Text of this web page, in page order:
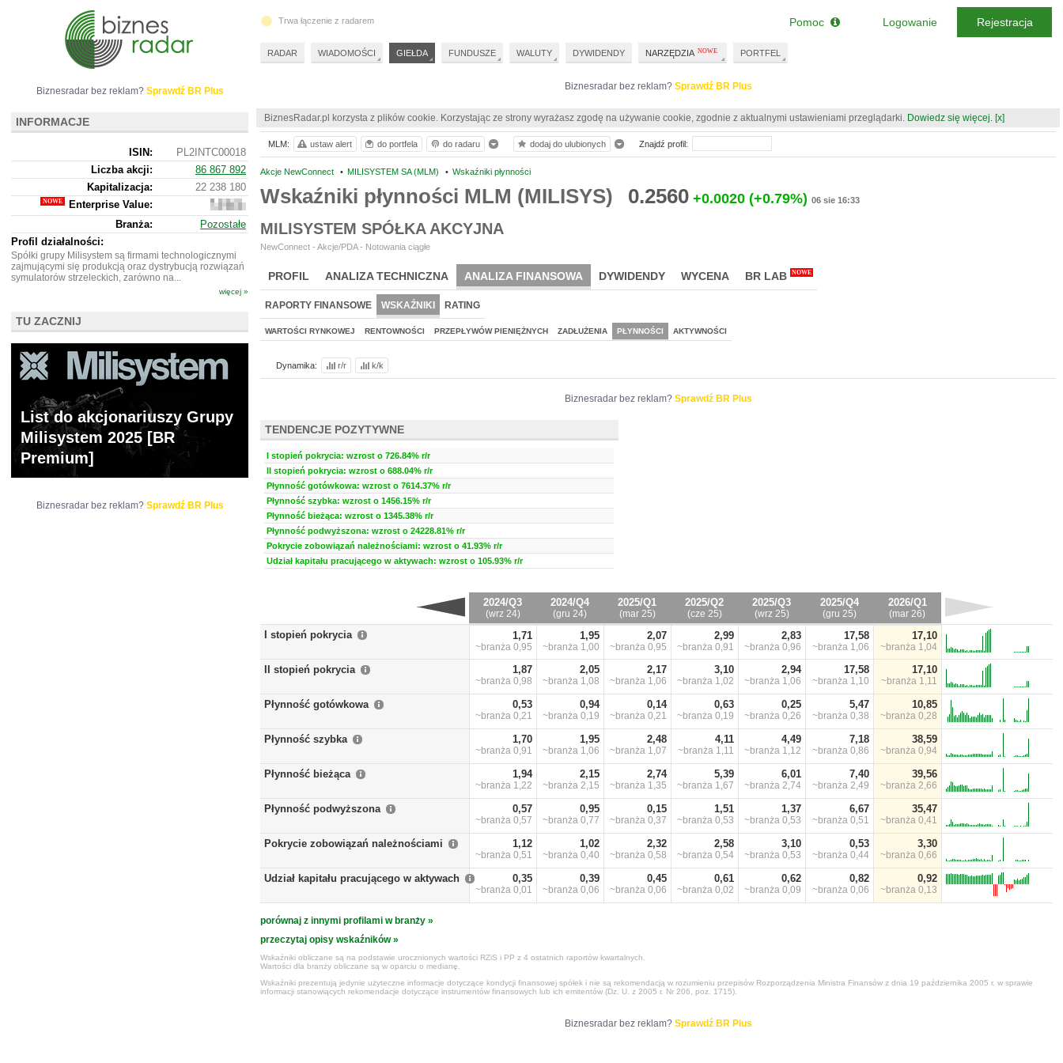
Biznesradar bez reklam? Sprawdź BR Plus
BiznesRadar.pl korzysta z plików cookie. Korzystając ze strony wyrażasz zgodę na używanie cookie, zgodnie z aktualnymi ustawieniami przeglądarki. Dowiedz się więcej. [x]
Akcje NewConnect • MILISYSTEM SA (MLM) • Wskaźniki płynności
Wskaźniki płynności MLM (MILISYS) 0.2560 +0.0020 (+0.79%) 06 sie 16:33
MILISYSTEM SPÓŁKA AKCYJNA
NewConnect - Akcje/PDA - Notowania ciągłe
PROFIL ANALIZA TECHNICZNA ANALIZA FINANSOWA DYWIDENDY WYCENA BR LAB NOWE
RAPORTY FINANSOWE WSKAŹNIKI RATING
WARTOŚCI RYNKOWEJ RENTOWNOŚCI PRZEPŁYWÓW PIENIĘŻNYCH ZADŁUŻENIA PŁYNNOŚCI AKTYWNOŚCI
Dynamika: r/r k/k
Biznesradar bez reklam? Sprawdź BR Plus
TENDENCJE POZYTYWNE
I stopień pokrycia: wzrost o 726.84% r/r
II stopień pokrycia: wzrost o 688.04% r/r
Płynność gotówkowa: wzrost o 7614.37% r/r
Płynność szybka: wzrost o 1456.15% r/r
Płynność bieżąca: wzrost o 1345.38% r/r
Płynność podwyższona: wzrost o 24228.81% r/r
Pokrycie zobowiązań należnościami: wzrost o 41.93% r/r
Udział kapitału pracującego w aktywach: wzrost o 105.93% r/r
2024/Q3
(wrz 24)
2024/Q4
(gru 24)
2025/Q1
(mar 25)
2025/Q2
(cze 25)
2025/Q3
(wrz 25)
2025/Q4
(gru 25)
2026/Q1
(mar 26)
I stopień pokrycia 1,71
~branża 0,95
1,95
~branża 1,00
2,07
~branża 0,95
2,99
~branża 0,91
2,83
~branża 0,96
17,58
~branża 1,06
17,10
~branża 1,04
II stopień pokrycia 1,87
~branża 0,98
2,05
~branża 1,08
2,17
~branża 1,06
3,10
~branża 1,02
2,94
~branża 1,06
17,58
~branża 1,10
17,10
~branża 1,11
Płynność gotówkowa 0,53
~branża 0,21
0,94
~branża 0,19
0,14
~branża 0,21
0,63
~branża 0,19
0,25
~branża 0,26
5,47
~branża 0,38
10,85
~branża 0,28
Płynność szybka 1,70
~branża 0,91
1,95
~branża 1,06
2,48
~branża 1,07
4,11
~branża 1,11
4,49
~branża 1,12
7,18
~branża 0,86
38,59
~branża 0,94
Płynność bieżąca 1,94
~branża 1,22
2,15
~branża 2,15
2,74
~branża 1,35
5,39
~branża 1,67
6,01
~branża 2,74
7,40
~branża 2,49
39,56
~branża 2,66
Płynność podwyższona 0,57
~branża 0,57
0,95
~branża 0,77
0,15
~branża 0,37
1,51
~branża 0,53
1,37
~branża 0,53
6,67
~branża 0,51
35,47
~branża 0,41
Pokrycie zobowiązań należnościami 1,12
~branża 0,51
1,02
~branża 0,40
2,32
~branża 0,58
2,58
~branża 0,54
3,10
~branża 0,53
0,53
~branża 0,44
3,30
~branża 0,66
Udział kapitału pracującego w aktywach 0,35
~branża 0,01
0,39
~branża 0,06
0,45
~branża 0,06
0,61
~branża 0,02
0,62
~branża 0,09
0,82
~branża 0,06
0,92
~branża 0,13
porównaj z innymi profilami w branży »
przeczytaj opisy wskaźników »
Wskaźniki obliczane są na podstawie urocznionych wartości RZiS i PP z 4 ostatnich raportów kwartalnych.
Wartości dla branży obliczane są w oparciu o medianę.
Wskaźniki prezentują jedynie użyteczne informacje dotyczące kondycji finansowej spółek i nie są rekomendacją w rozumieniu przepisów Rozporządzenia Ministra Finansów z dnia 19 października 2005 r. w sprawie
informacji stanowiących rekomendacje dotyczące instrumentów finansowych lub ich emitentów (Dz. U. z 2005 r. Nr 206, poz. 1715).
Biznesradar bez reklam? Sprawdź BR Plus
MLM: ustaw alert do portfela do radaru dodaj do ulubionych Znajdź profil:
Biznesradar bez reklam? Sprawdź BR Plus
INFORMACJE
ISIN:
PL2INTC00018
Liczba akcji:
86 867 892
Kapitalizacja:
22 238 180
Enterprise Value:
19
275
180
Branża:
Pozostałe
Profil działalności:
Spółki grupy Milisystem są firmami technologicznymi
zajmującymi się produkcją oraz dystrybucją rozwiązań
symulatorów strzeleckich, zarówno na...
więcej »
TU ZACZNIJ
List do akcjonariuszy Grupy
Milisystem 2025 [BR
Premium]
Biznesradar bez reklam? Sprawdź BR Plus
Trwa łączenie z radarem
RADAR WIADOMOŚCI GIEŁDA FUNDUSZE WALUTY DYWIDENDY NARZĘDZIA PORTFEL
Pomoc Logowanie Rejestracja